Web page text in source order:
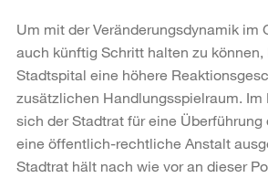
Um mit der Veränderungsdynamik im
auch künftig Schritt halten zu
Stadtspital eine höhere
zusätzlichen Handlungsspielraum. Im
sich der Stadtrat für eine Überführung
eine öffentlich-rechtliche Anstalt
Stadtrat hält nach wie vor an dieser